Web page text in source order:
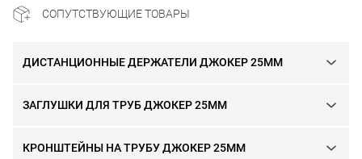
СОПУТСТВУЮЩИЕ ТОВАРЫ
ДИСТАНЦИОННЫЕ ДЕРЖАТЕЛИ ДЖОКЕР 25ММ
ЗАГЛУШКИ ДЛЯ ТРУБ ДЖОКЕР 25ММ
КРОНШТЕЙНЫ НА ТРУБУ ДЖОКЕР 25ММ